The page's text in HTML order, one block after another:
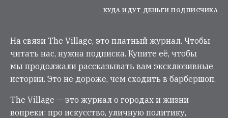
КУДА ИДУТ ДЕНЬГИ ПОДПИСЧИКА
На связи The Village, это платный журнал. Чтобы
читать нас, нужна подписка. Купите её, чтобы
мы продолжали рассказывать вам эксклюзивные
истории. Это не дороже, чем сходить в барбершоп.
The Village — это журнал о городах и жизни
вопреки: про искусство, уличную политику,